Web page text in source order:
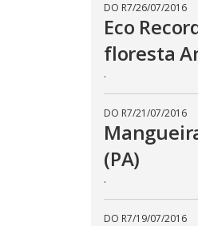
DO R7/26/07/2016
Eco
floresta
.
DO R7/21/07/2016
(PA)
.
DO R7/19/07/2016